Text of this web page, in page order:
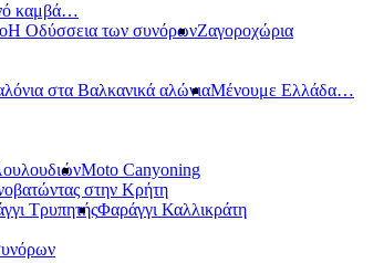
καμβά…
Η Οδύσσεια των συνόρωνΖαγοροχώρια
στα Βαλκανικά αλώνιαΜένουμε Ελλάδα…
Moto Canyoning
στην Κρήτη
ΤρυπητήςΦαράγγι Καλλικράτη